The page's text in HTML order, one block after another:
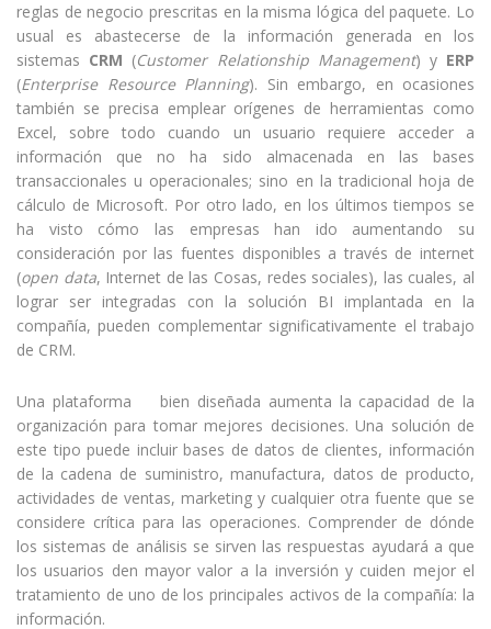
reglas de negocio prescritas en la misma lógica del paquete. Lo
usual es abastecerse de la información generada en los
sistemas CRM (Customer Relationship Management) y ERP
(Enterprise Resource Planning). Sin embargo, en ocasiones
también se precisa emplear orígenes de herramientas como
Excel, sobre todo cuando un usuario requiere acceder a
información que no ha sido almacenada en las bases
transaccionales u operacionales; sino en la tradicional hoja de
cálculo de Microsoft. Por otro lado, en los últimos tiempos se
ha visto cómo las empresas han ido aumentando su
consideración por las fuentes disponibles a través de internet
(open data, Internet de las Cosas, redes sociales), las cuales, al
lograr ser integradas con la solución BI implantada en la
compañía, pueden complementar significativamente el trabajo
de CRM.
Una plataforma
bien diseñada aumenta la capacidad de la
organización para tomar mejores decisiones. Una solución de
este tipo puede incluir bases de datos de clientes, información
de la cadena de suministro, manufactura, datos de producto,
actividades de ventas, marketing y cualquier otra fuente que se
considere crítica para las operaciones. Comprender de dónde
los sistemas de análisis se sirven las respuestas ayudará a que
los usuarios den mayor valor a la inversión y cuiden mejor el
tratamiento de uno de los principales activos de la compañía: la
información.